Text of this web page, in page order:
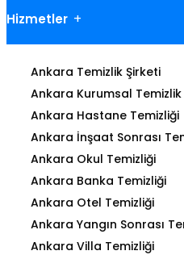
Hizmetler
Ankara Temizlik Şirketi
Ankara Kurumsal Temizlik
Ankara Hastane Temizliği
Ankara İnşaat Sonrası
Ankara Okul Temizliği
Ankara Banka Temizliği
Ankara Otel Temizliği
Ankara Yangın Sonrası
Ankara Villa Temizliği